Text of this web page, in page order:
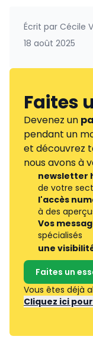
Écrit par Cécile
18 août 2025
Faites
Devenez un
pendant un
et découvrez
nous avons à
newsletter
de votre
l'accès
à des
Vos
spécialisés
une
Faites un
Vous êtes déjà
Cliquez ici